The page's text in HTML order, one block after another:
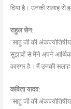
दिया है। उनकी सलाह से
राहुल सेन:
“साहू जी की
सुझावों से मैंने अपने
कारगर है। मैं उनकी
कविता यादव:
“साहू जी की